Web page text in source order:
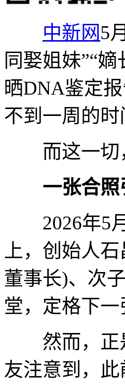
中新网5
同娶姐妹”“
晒DNA鉴定
不到一周的
而这一切，
一张合
2026年5月
上，创始人
董事长)、次
堂，定格下
然而，正是
友注意到，